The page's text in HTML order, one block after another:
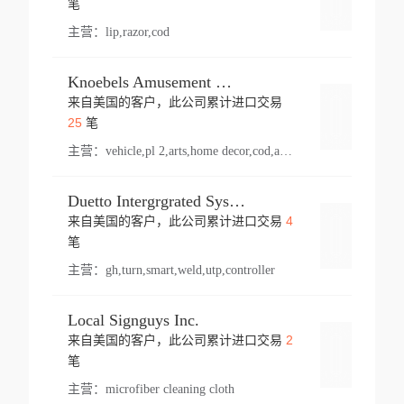
笔
主营： lip,razor,cod
Knoebels Amusement Resort
来自美国的客户，此公司累计进口交易
25笔
主营： vehicle,pl 2,arts,home decor,cod,amusement ride,sea
Duetto Intergrgrated Systems Inc.
来自美国的客户，此公司累计进口交易 4
笔
主营： gh,turn,smart,weld,utp,controller
Local Signguys Inc.
来自美国的客户，此公司累计进口交易 2
笔
主营： microfiber cleaning cloth